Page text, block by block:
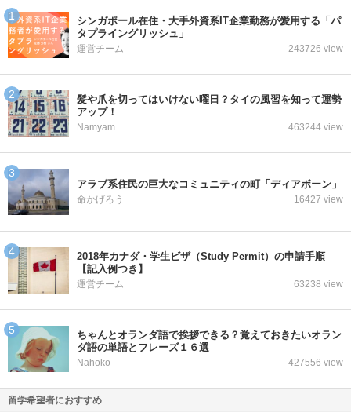
シンガポール在住・大手外資系IT企業勤務が愛用する「パ
タプライングリッシュ」
運営チーム 243726 view
髪や爪を切ってはいけない曜日？タイの風習を知って運勢
アップ！
Namyam 463244 view
アラブ系住民の巨大なコミュニティの町「ディアボーン」
命かげろう 16427 view
2018年カナダ・学生ビザ（Study Permit）の申請手順
【記入例つき】
運営チーム 63238 view
ちゃんとオランダ語で挨拶できる？覚えておきたいオラン
ダ語の単語とフレーズ１６選
Nahoko 427556 view
留学希望者におすすめ